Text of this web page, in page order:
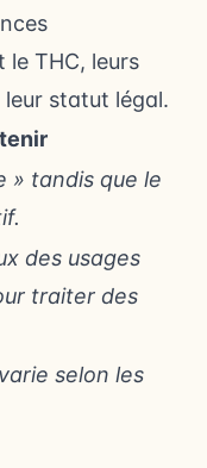
le THC, leurs
statut légal.
» tandis que le
des usages
traiter des
selon les